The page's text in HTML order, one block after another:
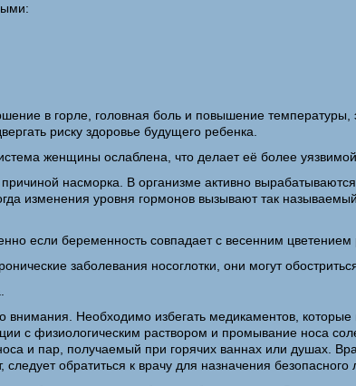
в горле, головная боль и повышение температуры,
риску здоровье будущего ребенка.
женщины ослаблена, что делает её более
насморка. В организме активно вырабатываются
изменения уровня гормонов вызывают так
если беременность совпадает с весенним цветением
заболевания носоглотки, они могут
Необходимо избегать медикаментов, которые
с физиологическим раствором и промывание носа
и пар, получаемый при горячих ваннах или душах.
обратиться к врачу для назначения безопасного